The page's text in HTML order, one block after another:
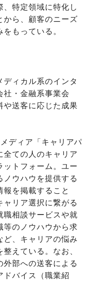
、特定領域に特化し
から、顧客のニーズ
もっている。
ィカル系のインタ
社・金融系事業会
や送客に応じた成果
ディア「キャリアパ
全ての人のキャリア
ットフォーム。ユー
ノウハウを提供する
報を掲載すること
ャリア選択に繋がる
職相談サービスや就
等のノウハウから求
ど、キャリアの悩み
えている。なお、
外部への送客による
ドバイス（職業紹